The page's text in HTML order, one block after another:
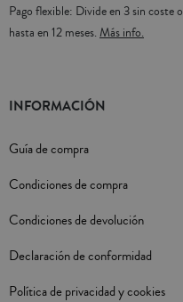
Pago flexible: Divide en 3 sin coste o
hasta en 12 meses. Más info.
INFORMACIÓN
Guía de compra
Condiciones de compra
Condiciones de devolución
Declaración de conformidad
Política de privacidad y cookies